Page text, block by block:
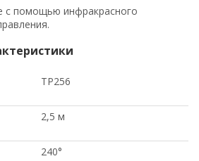
с помощью инфракрасного
TP256
2,5 м
240°